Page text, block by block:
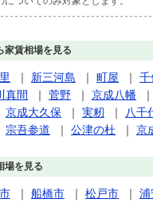
家賃相場を見る
｜ 新三河島 ｜ 町屋 ｜ 千
真間 ｜ 菅野 ｜ 京成八幡 ｜
京成大久保 ｜ 実籾 ｜ 八千
宗吾参道 ｜ 公津の杜 ｜ 京
場を見る
｜ 船橋市 ｜ 松戸市 ｜ 浦